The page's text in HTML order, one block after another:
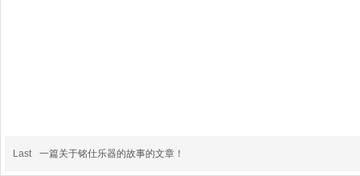
Last 一篇关于铭仕乐器的故事的文章！